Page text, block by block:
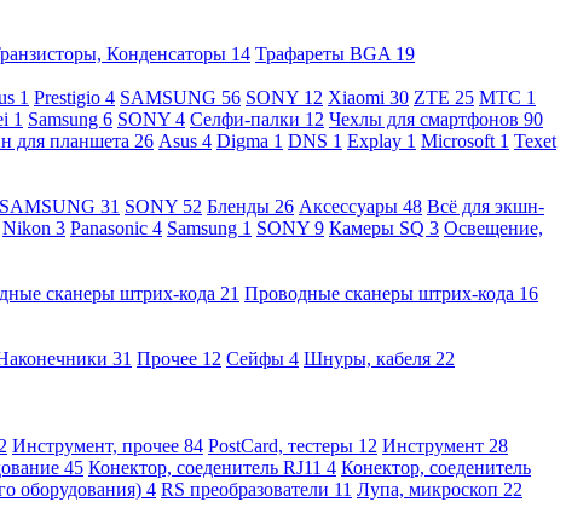
Конденсаторы 14 Трафареты BGA 19
1 Prestigio 4 SAMSUNG 56 SONY 12 Xiaomi 30 ZTE 25 МТС 1
1 Samsung 6 SONY 4 Селфи-палки 12 Чехлы для смартфонов 90
для планшета 26 Asus 4 Digma 1 DNS 1 Explay 1 Microsoft 1 Texet
SAMSUNG 31 SONY 52 Бленды 26 Аксессуары 48 Всё для экшн-
Nikon 3 Panasonic 4 Samsung 1 SONY 9 Камеры SQ 3 Освещение,
сканеры штрих-кода 21 Проводные сканеры штрих-кода 16
31 Прочее 12 Сейфы 4 Шнуры, кабеля 22
2 Инструмент, прочее 84 PostCard, тестеры 12 Инструмент 28
45 Конектор, соеденитель RJ11 4 Конектор, соеденитель
оборудования) 4 RS преобразователи 11 Лупа, микроскоп 22